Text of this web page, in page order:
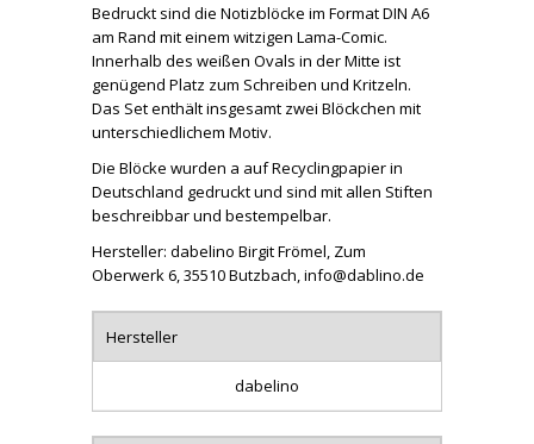
Bedruckt sind die Notizblöcke im Format DIN A6
am Rand mit einem witzigen Lama-Comic.
Innerhalb des weißen Ovals in der Mitte ist
genügend Platz zum Schreiben und Kritzeln.
Das Set enthält insgesamt zwei Blöckchen mit
unterschiedlichem Motiv.
Die Blöcke wurden a auf Recyclingpapier in
Deutschland gedruckt und sind mit allen Stiften
beschreibbar und bestempelbar.
Hersteller: dabelino Birgit Frömel, Zum
Oberwerk 6, 35510 Butzbach, info@dablino.de
Hersteller
dabelino